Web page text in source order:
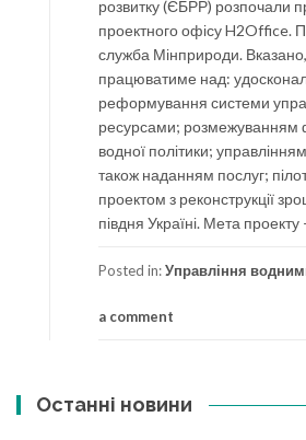
розвитку (ЄБРР) розпочали
проектного офісу H2Office.
служба Мінприроди.
працюватиме над:
реформування системи
ресурсами; розмежуванням
водної політики;
також наданням послуг;
проектом з реконструкції
півдня Україні. Мета проекту
Posted in:Управління
a comment
Останні новини